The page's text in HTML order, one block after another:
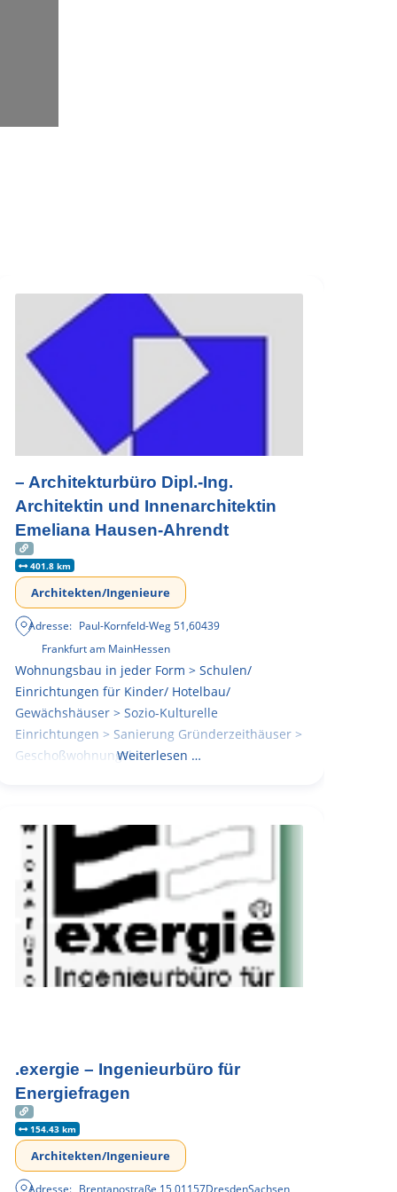
– Architekturbüro Dipl.-Ing.
Architektin und Innenarchitektin
Emeliana Hausen-Ahrendt
401.8 km
Architekten/Ingenieure
Adresse: Paul-Kornfeld-Weg 51,60439
Frankfurt am MainHessen
Wohnungsbau in jeder Form > Schulen/
Einrichtungen für Kinder/ Hotelbau/
Gewächshäuser > Sozio-Kulturelle
Einrichtungen > Sanierung Gründerzeithäuser >
GeschoßwohnungsbauWeiterlesen …
.exergie – Ingenieurbüro für
Energiefragen
154.43 km
Architekten/Ingenieure
Adresse: Brentanostraße 15,01157DresdenSachsen